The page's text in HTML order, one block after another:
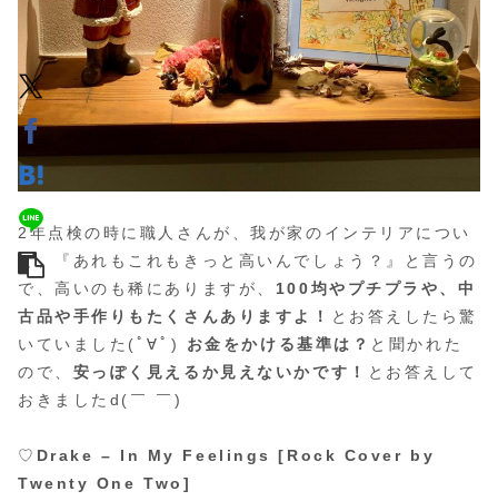
2年点検の時に職人さんが、我が家のインテリアについ
て、『あれもこれもきっと高いんでしょう？』と言うの
で、高いのも稀にありますが、 100均やプチプラや、中
古品や手作りもたくさんありますよ！
とお答えしたら驚
いていました(ﾟ∀ﾟ)
お金をかける基準は？ と聞かれた
ので、 安っぽく見えるか見えないかです！
とお答えして
おきましたd(￣ ￣)
♡ Drake – In My Feelings [Rock Cover by
Twenty One Two]